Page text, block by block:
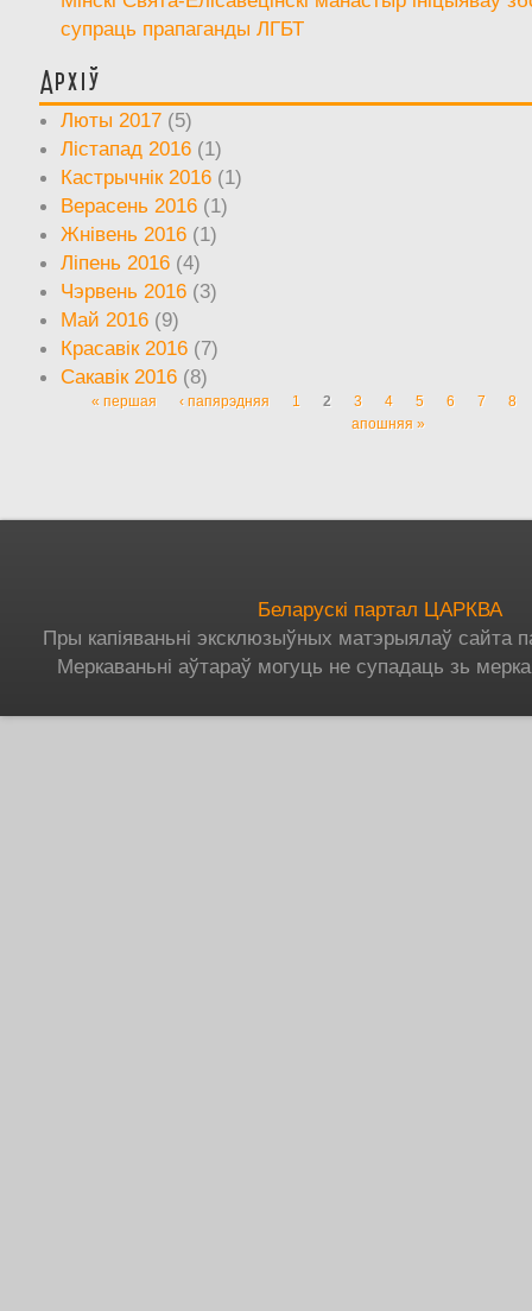
супраць прапаганды ЛГБТ
Архіў
Люты 2017 (5)
Лістапад 2016 (1)
Кастрычнік 2016 (1)
Верасень 2016 (1)
Жнівень 2016 (1)
Ліпень 2016 (4)
Чэрвень 2016 (3)
Май 2016 (9)
Красавік 2016 (7)
Сакавік 2016 (8)
Старонкі
« першая ‹ папярэдняя 1 2 3 4 5 6 7
8
апошняя »
Беларускі партал ЦАРКВА
Пры капіяваньні эксклюзыўных матэрыялаў сайта
Меркаваньні аўтараў могуць не супадаць зь